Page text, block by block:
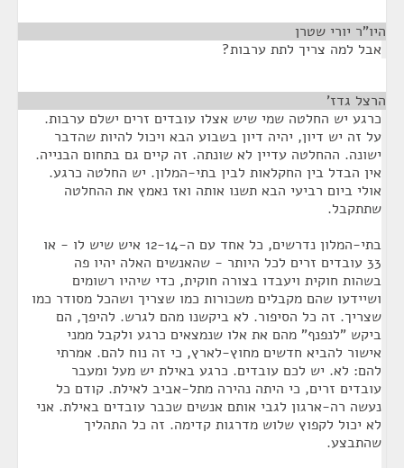
היו"ר יורי שטרן
אבל למה צריך לתת ערבות?
הרצל גדז'
כרגע יש החלטה שמי שיש אצלו עובדים זרים ישלם ערבות.
על זה יש דיון, יהיה דיון בשבוע הבא ויכול להיות שהדבר
ישונה. ההחלטה עדיין לא שונתה. זה קיים גם בתחום הבנייה.
אין הבדל בין החקלאות לבין בתי-המלון. יש החלטה כרגע.
אולי ביום רביעי הבא תשנו אותה ואז נאמץ את ההחלטה
שתתקבל.
בתי-המלון נדרשים, כל אחד עם ה-12-14 איש שיש לו - או
33 עובדים זרים לכל היותר - שהאנשים האלה יהיו פה
בשהות חוקית ויעבדו בצורה חוקית, כדי שיהיו רשומים
ושיידעו שהם מקבלים משכורות כמו שצריך ושהכל מסודר כמו
שצריך. זה כל הסיפור. לא ביקשנו מהם לגרש. להיפך, הם
ביקש "לנפנף" מהם את אלו שנמצאים כרגע ולקבל ממני
אישור להביא חדשים מחוץ-לארץ, כי זה נוח להם. אמרתי
להם: לא. יש לכם עובדים. כרגע באילת יש מעל ומעבר
עובדים זרים, כי היתה נהירה מתל-אביב לאילת. קודם כל
נעשה רה-ארגון לגבי אותם אנשים שכבר עובדים באילת. אני
לא יכול לקפוץ שלוש מדרגות קדימה. זה כל התהליך
שהתבצע.